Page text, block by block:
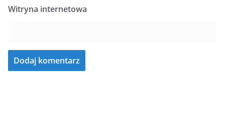
Witryna internetowa